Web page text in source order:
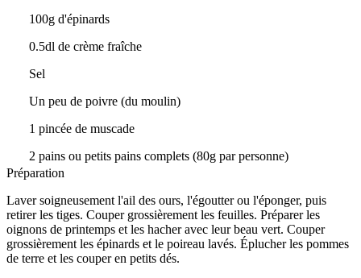
100g d'épinards
0.5dl de crème fraîche
Sel
Un peu de poivre (du moulin)
1 pincée de muscade
2 pains ou petits pains complets (80g par personne)
Préparation
Laver soigneusement l'ail des ours, l'égoutter ou l'éponger, puis
retirer les tiges. Couper grossièrement les feuilles. Préparer les
oignons de printemps et les hacher avec leur beau vert. Couper
grossièrement les épinards et le poireau lavés. Éplucher les pommes
de terre et les couper en petits dés.